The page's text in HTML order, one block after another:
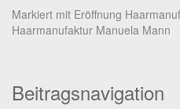
Markiert mit Eröffnung
Haarmanufaktur Manuela Mann
Beitragsnavigation